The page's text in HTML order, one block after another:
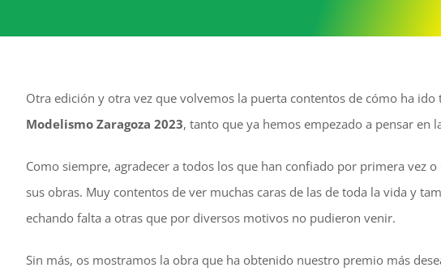
Otra edición y otra vez que volvemos la puerta contentos de cómo ha ido
Modelismo Zaragoza 2023, tanto que ya hemos empezado a pensar en
Como siempre, agradecer a todos los que han confiado por primera vez
sus obras. Muy contentos de ver muchas caras de las de toda la vida y
echando falta a otras que por diversos motivos no pudieron venir.
Sin más, os mostramos la obra que ha obtenido nuestro premio más